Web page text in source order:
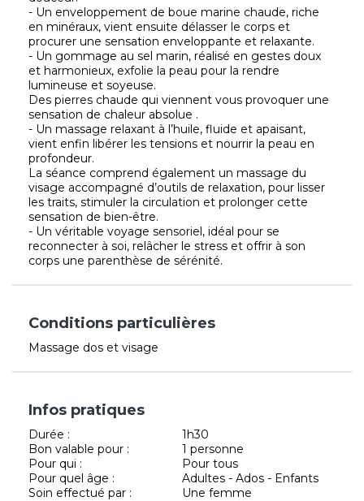
- Un enveloppement de boue marine chaude, riche
en minéraux, vient ensuite délasser le corps et
procurer une sensation enveloppante et relaxante.
- Un gommage au sel marin, réalisé en gestes doux
et harmonieux, exfolie la peau pour la rendre
lumineuse et soyeuse.
Des pierres chaude qui viennent vous provoquer une
sensation de chaleur absolue .
- Un massage relaxant à l’huile, fluide et apaisant,
vient enfin libérer les tensions et nourrir la peau en
profondeur.
La séance comprend également un massage du
visage accompagné d’outils de relaxation, pour lisser
les traits, stimuler la circulation et prolonger cette
sensation de bien-être.
- Un véritable voyage sensoriel, idéal pour se
reconnecter à soi, relâcher le stress et offrir à son
corps une parenthèse de sérénité.
Conditions particulières
Massage dos et visage
Infos pratiques
Durée :
1h30
Bon valable pour :
1 personne
Pour qui :
Pour tous
Pour quel âge :
Adultes - Ados - Enfants
Soin effectué par :
Une femme